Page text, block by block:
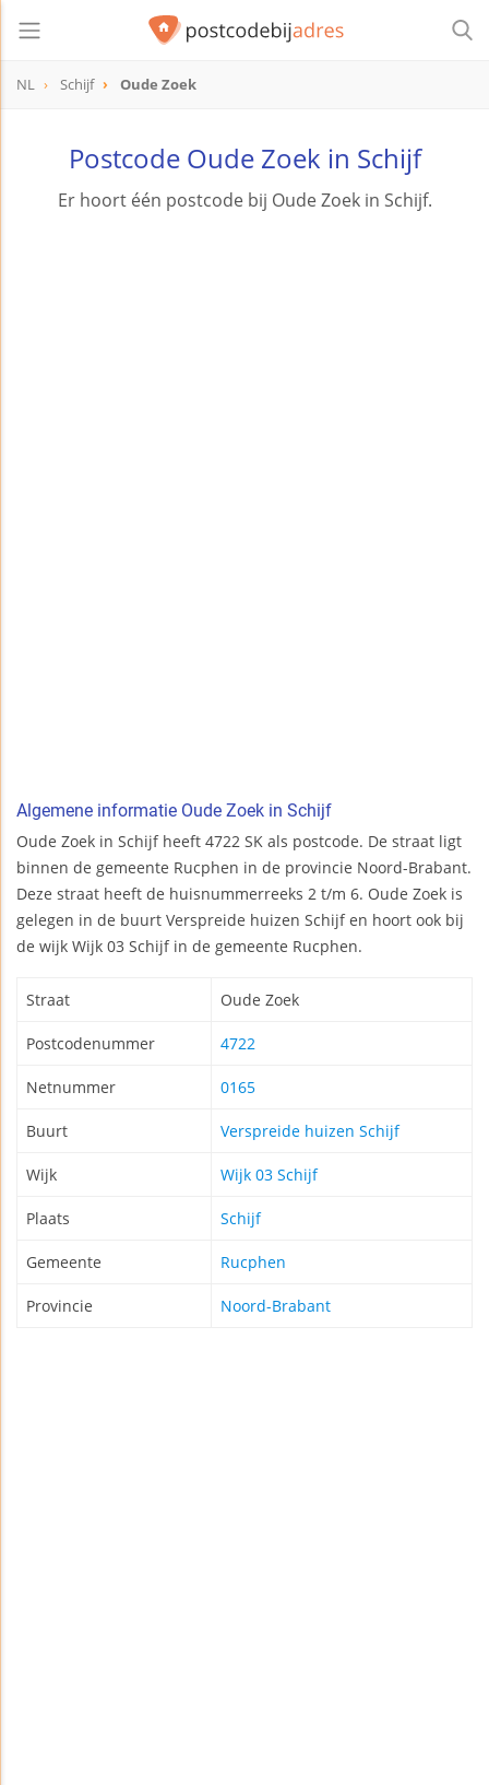
NL Schijf Oude Zoek
Postcode Oude Zoek in Schijf
Er hoort één postcode bij Oude Zoek in Schijf.
Algemene informatie Oude Zoek in Schijf
Oude Zoek in Schijf heeft 4722 SK als postcode. De straat ligt
binnen de gemeente Rucphen in de provincie Noord-Brabant.
Deze straat heeft de huisnummerreeks 2 t/m 6. Oude Zoek is
gelegen in de buurt Verspreide huizen Schijf en hoort ook bij
de wijk Wijk 03 Schijf in de gemeente Rucphen.
Straat Oude Zoek
Postcodenummer 4722
Netnummer 0165
Buurt Verspreide huizen Schijf
Wijk Wijk 03 Schijf
Plaats Schijf
Gemeente Rucphen
Provincie Noord-Brabant